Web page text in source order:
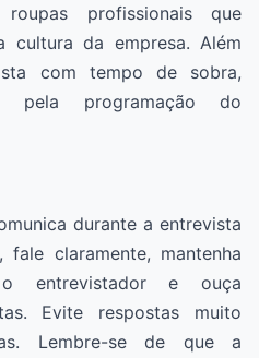
profissionais que
cultura da empresa. Além
com tempo de sobra,
pela programação do
durante a entrevista
claramente, mantenha
entrevistador e ouça
Evite respostas muito
Lembre-se de que a